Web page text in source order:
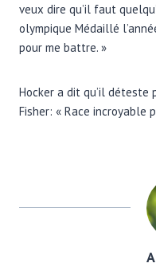
veux dire qu’il faut
olympique Médaillé
pour me battre. »
Hocker a dit qu’il déteste
Fisher: « Race incroyable